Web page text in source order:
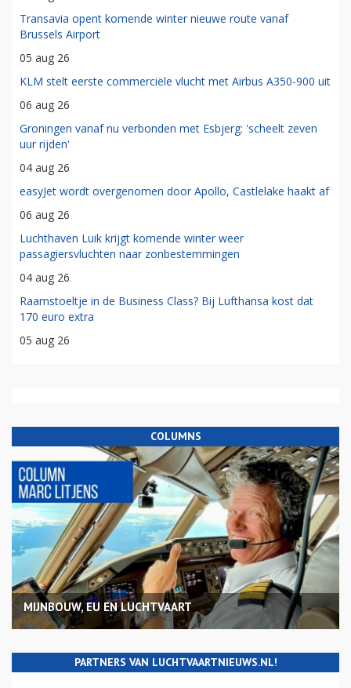
Transavia opent komende winter nieuwe route vanaf
Brussels Airport
05 aug 26
KLM stelt eerste commerciële vlucht met Airbus A350-900 uit
06 aug 26
Groningen vanaf nu verbonden met Esbjerg: 'scheelt zeven
uur rijden'
04 aug 26
easyJet wordt overgenomen door Apollo, Castlelake haakt af
06 aug 26
Luchthaven Luik krijgt komende winter weer
passagiersvluchten naar zonbestemmingen
04 aug 26
Raamstoeltje in de Business Class? Bij Lufthansa kost dat
170 euro extra
05 aug 26
COLUMNS
MIJNBOUW, EU EN LUCHTVAART
PARTNERS VAN LUCHTVAARTNIEUWS.NL!